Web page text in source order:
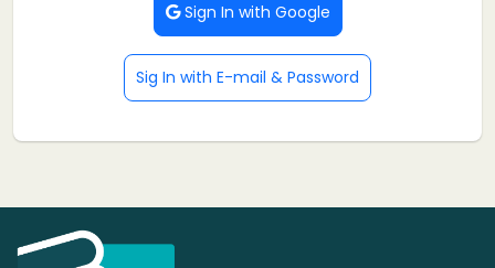
Sign In with Google
Sig In with E-mail & Password